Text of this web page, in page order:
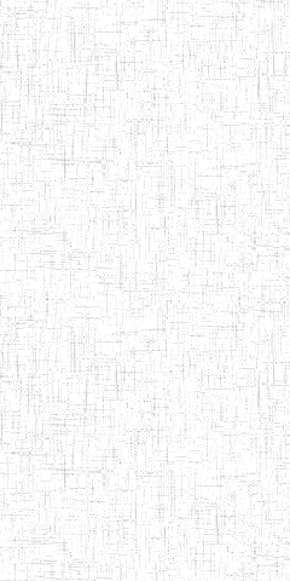
13/08/2013 ENIET Public
02/05/2001 ENIEG Public
26/08/1975 ENIEG Public
30/06/1984 ENIEG Public
01/01/1975 ENIEG Public